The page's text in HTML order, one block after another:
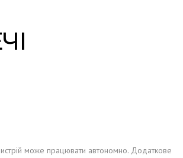
може працювати автономно. Додаткове